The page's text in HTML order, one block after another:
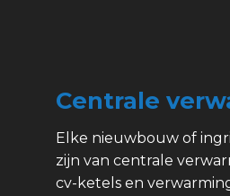
Centrale
Elke nieuwbouw of
zijn van centrale
cv-ketels en